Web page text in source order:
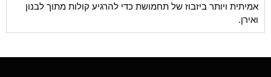
אמיתית ויותר ביזבוז של תחמושת כדי להרגיע קולות מתוך לבנון
ואירן.